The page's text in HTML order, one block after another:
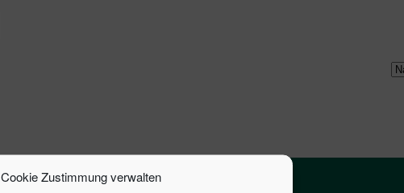
Cookie Zustimmung verwalten